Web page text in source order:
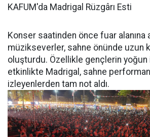
KAFUM'da Madrigal Rüzgârı Esti
Konser saatinden önce fuar alanına
müzikseverler, sahne önünde uzun
oluşturdu. Özellikle gençlerin
etkinlikte Madrigal, sahne
izleyenlerden tam not aldı.